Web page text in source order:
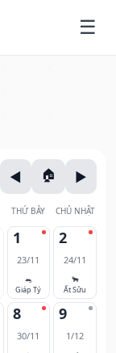
THỨ BẢY CHỦ NHẬT
1
23/11
🐀
Giáp Tý
2
24/11
🐂
Ất Sửu
8
30/11
9
1/12